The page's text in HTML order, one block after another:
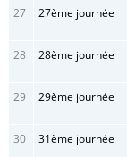
27
27ème journée
28 28ème journée
29 29ème journée
30 31ème journée